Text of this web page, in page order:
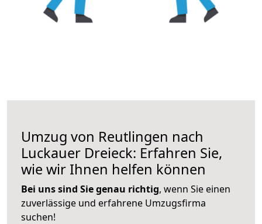
Umzug von Reutlingen nach
Luckauer Dreieck: Erfahren Sie,
wie wir Ihnen helfen können
Bei uns sind Sie genau richtig, wenn Sie einen
zuverlässige und erfahrene Umzugsfirma
suchen!